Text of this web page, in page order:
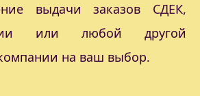
выдачи заказов СДЕК,
или любой другой
на ваш выбор.